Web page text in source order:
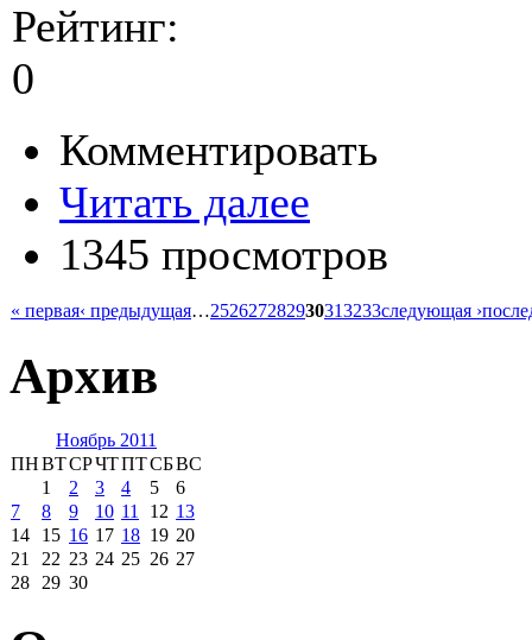
Рейтинг:
0
Комментировать
Читать далее
1345 просмотров
« первая‹ предыдущая…252627282930313233следующая ›
Архив
Ноябрь 2011
ПНВТСРЧТПТСБВС
1
2 3 4 5
6
7
8 9 10 11 12 13
14
15 16 17 18 19 20
21
22 23 24 25 26 27
28
29 30